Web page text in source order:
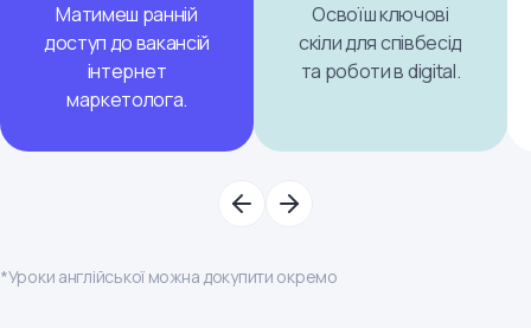
Матимеш ранній
доступ до вакансій
інтернет
маркетолога.
Освоїш ключові
скіли для співбесід
та роботи в digital.
*Уроки англійської можна докупити окремо